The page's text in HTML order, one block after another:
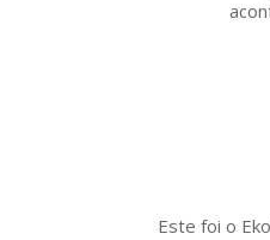
Este foi o